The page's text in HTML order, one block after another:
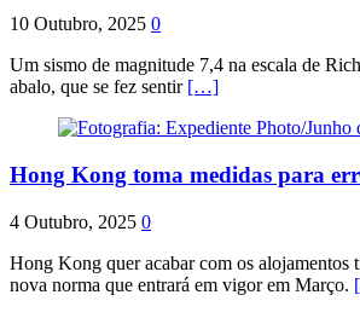
10 Outubro, 2025 0
Um sismo de magnitude 7,4 na escala de
abalo, que se fez sentir […]
Hong Kong toma medidas para
4 Outubro, 2025 0
Hong Kong quer acabar com os alojamentos
nova norma que entrará em vigor em Março.